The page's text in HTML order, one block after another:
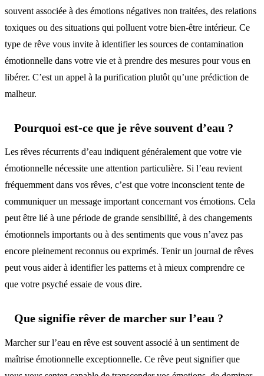
souvent associée à des émotions négatives non traitées, des relations
toxiques ou des situations qui polluent votre bien-être intérieur. Ce
type de rêve vous invite à identifier les sources de contamination
émotionnelle dans votre vie et à prendre des mesures pour vous en
libérer. C’est un appel à la purification plutôt qu’une prédiction de
malheur.
Pourquoi est-ce que je rêve souvent d’eau ?
Les rêves récurrents d’eau indiquent généralement que votre vie
émotionnelle nécessite une attention particulière. Si l’eau revient
fréquemment dans vos rêves, c’est que votre inconscient tente de
communiquer un message important concernant vos émotions. Cela
peut être lié à une période de grande sensibilité, à des changements
émotionnels importants ou à des sentiments que vous n’avez pas
encore pleinement reconnus ou exprimés. Tenir un journal de rêves
peut vous aider à identifier les patterns et à mieux comprendre ce
que votre psyché essaie de vous dire.
Que signifie rêver de marcher sur l’eau ?
Marcher sur l’eau en rêve est souvent associé à un sentiment de
maîtrise émotionnelle exceptionnelle. Ce rêve peut signifier que